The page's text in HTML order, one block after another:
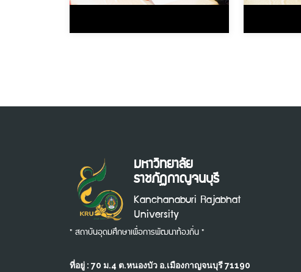
มหาวิทยาลัย
ราชภัฏกาญจนบุรี
Kanchanaburi Rajabhat
University
" สถาบันอุดมศึกษาเพื่อการพัฒนาท้องถิ่น "
ที่อยู่ : 70 ม.4 ต.หนองบัว อ.เมืองกาญจนบุรี 71190